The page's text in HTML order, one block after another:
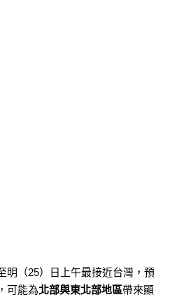
明（25）日上午最接近台灣，預
可能為北部與東北部地區帶來顯